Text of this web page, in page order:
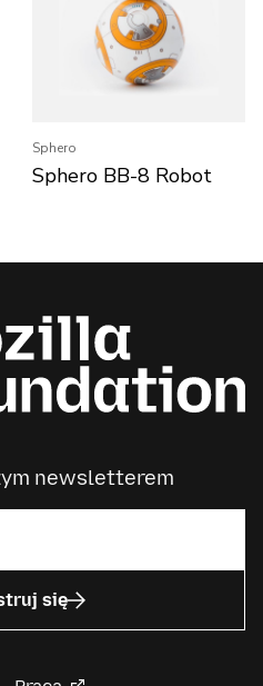
Sphero
Sphero BB-8 Robot
newsletterem
się